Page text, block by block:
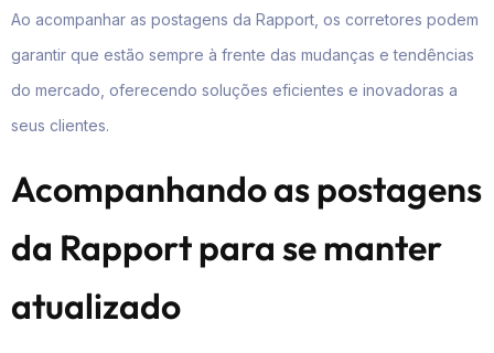
Ao acompanhar as postagens da Rapport, os corretores podem
garantir que estão sempre à frente das mudanças e tendências
do mercado, oferecendo soluções eficientes e inovadoras a
seus clientes.
Acompanhando as postagens
da Rapport para se manter
atualizado